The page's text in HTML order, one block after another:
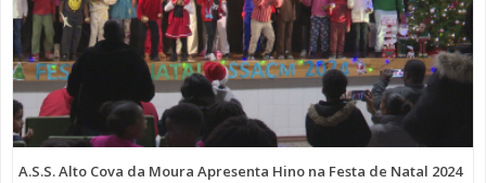
A.S.S. Alto Cova da Moura Apresenta Hino na Festa de Natal 2024